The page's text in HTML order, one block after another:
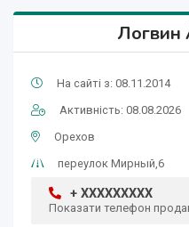
Логвин
На сайті з: 08.11.2014
Активність: 08.08.2026
Орехов
переулок Мирный,6
+ XXXXXXXXX
Показати телефон